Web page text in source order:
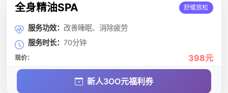
全身精油SPA 舒缓放松
服务功效： 改善睡眠、消除疲劳
服务时长： 70分钟
现价： 398元
新人3OO元福利券